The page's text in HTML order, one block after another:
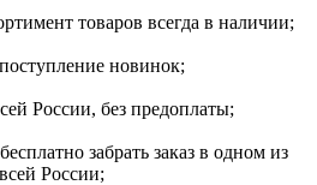
товаров всегда в наличии;
новинок;
России, без предоплаты;
забрать заказ в одном из
России;